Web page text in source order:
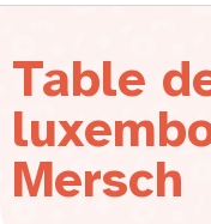
Table
Mersch